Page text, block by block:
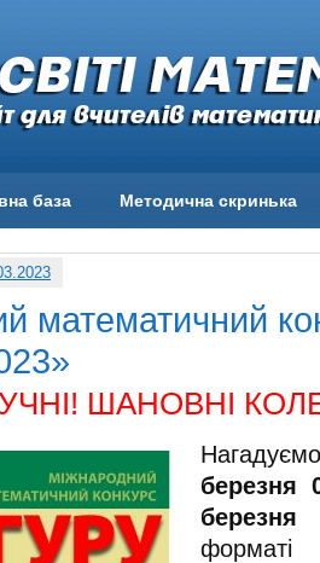
база Методична скринька
математичний
ШАНОВНІ
березня